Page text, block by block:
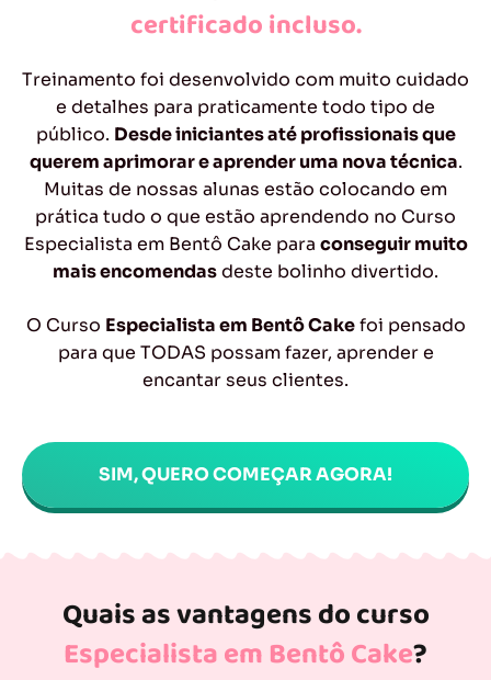
certificado incluso.
Treinamento foi desenvolvido com muito cuidado
e detalhes para praticamente todo tipo de
público. Desde iniciantes até profissionais que
querem aprimorar e aprender uma nova técnica.
Muitas de nossas alunas estão colocando em
prática tudo o que estão aprendendo no Curso
Especialista em Bentô Cake para conseguir muito
mais encomendasdeste bolinho divertido.
O Curso Especialista em Bentô Cakefoi pensado
para que TODAS possam fazer, aprender e
encantar seus clientes.
SIM, QUERO COMEÇAR AGORA!
Quais as vantagens do curso
Especialista em Bentô Cake?